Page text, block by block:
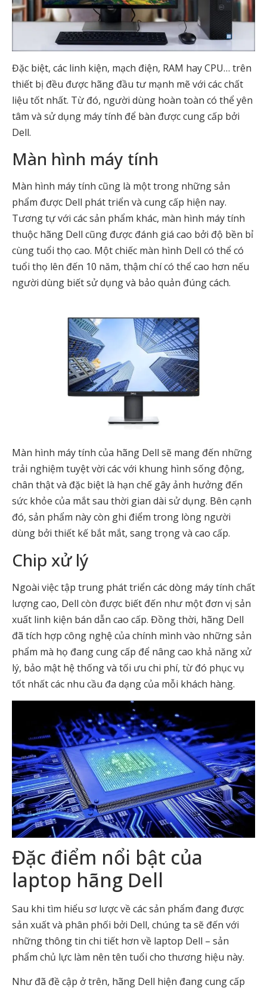
Đặc biệt, các linh kiện, mạch điện, RAM hay CPU… trên
thiết bị đều được hãng đầu tư mạnh mẽ với các chất
liệu tốt nhất. Từ đó, người dùng hoàn toàn có thể yên
tâm và sử dụng máy tính để bàn được cung cấp bởi
Dell.
Màn hình máy tính
Màn hình máy tính cũng là một trong những sản
phẩm được Dell phát triển và cung cấp hiện nay.
Tương tự với các sản phẩm khác, màn hình máy tính
thuộc hãng Dell cũng được đánh giá cao bởi độ bền bỉ
cùng tuổi thọ cao. Một chiếc màn hình Dell có thể có
tuổi thọ lên đến 10 năm, thậm chí có thể cao hơn nếu
người dùng biết sử dụng và bảo quản đúng cách.
Màn hình máy tính của hãng Dell sẽ mang đến những
trải nghiệm tuyệt vời các với khung hình sống động,
chân thật và đặc biệt là hạn chế gây ảnh hưởng đến
sức khỏe của mắt sau thời gian dài sử dụng. Bên cạnh
đó, sản phẩm này còn ghi điểm trong lòng người
dùng bởi thiết kế bắt mắt, sang trọng và cao cấp.
Chip xử lý
Ngoài việc tập trung phát triển các dòng máy tính chất
lượng cao, Dell còn được biết đến như một đơn vị sản
xuất linh kiện bán dẫn cao cấp. Đồng thời, hãng Dell
đã tích hợp công nghệ của chính mình vào những sản
phẩm mà họ đang cung cấp để nâng cao khả năng xử
lý, bảo mật hệ thống và tối ưu chi phí, từ đó phục vụ
tốt nhất các nhu cầu đa dạng của mỗi khách hàng.
Đặc điểm nổi bật của
laptop hãng Dell
Sau khi tìm hiểu sơ lược về các sản phẩm đang được
sản xuất và phân phối bởi Dell, chúng ta sẽ đến với
những thông tin chi tiết hơn về laptop Dell – sản
phẩm chủ lực làm nên tên tuổi cho thương hiệu này.
Như đã đề cập ở trên, hãng Dell hiện đang cung cấp